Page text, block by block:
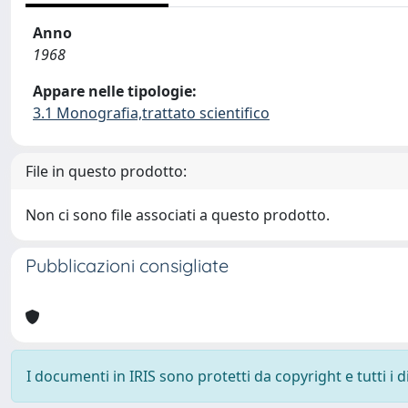
Anno
1968
Appare nelle tipologie:
3.1 Monografia,trattato scientifico
File in questo prodotto:
Non ci sono file associati a questo prodotto.
Pubblicazioni consigliate
I documenti in IRIS sono protetti da copyright e tutti i